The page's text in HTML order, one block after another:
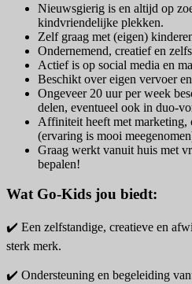
Nieuwsgierig is en altijd op
kindvriendelijke plekken.
Zelf graag met (eigen)
Ondernemend, creatief en
Actief is op social media en
Beschikt over eigen vervoer
Ongeveer 20 uur per week
delen, eventueel ook in duo-
Affiniteit heeft met marketing,
(ervaring is mooi
Graag werkt vanuit huis met
bepalen!
Wat Go-Kids jou biedt:
✔️ Een zelfstandige, creatieve en
sterk merk.
✔️ Ondersteuning en begeleiding